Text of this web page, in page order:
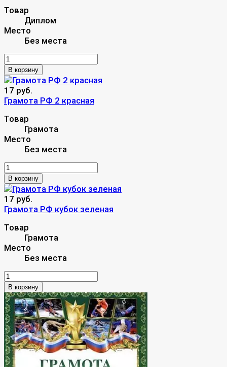
Товар
Диплом
Место
Без места
В корзину
17 руб.
Грамота РФ 2 красная
Товар
Грамота
Место
Без места
В корзину
17 руб.
Грамота РФ кубок зеленая
Товар
Грамота
Место
Без места
В корзину